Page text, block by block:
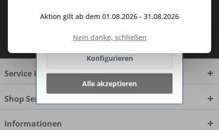
Ich habe die
Datenschutzbestimmungen
Service Hotline
Shop Service
Informationen
Aktion gilt ab dem 01.08.2026 - 31.08.2026
Nein danke, schließen
Ablehnen
Konfigurieren
Alle akzeptieren